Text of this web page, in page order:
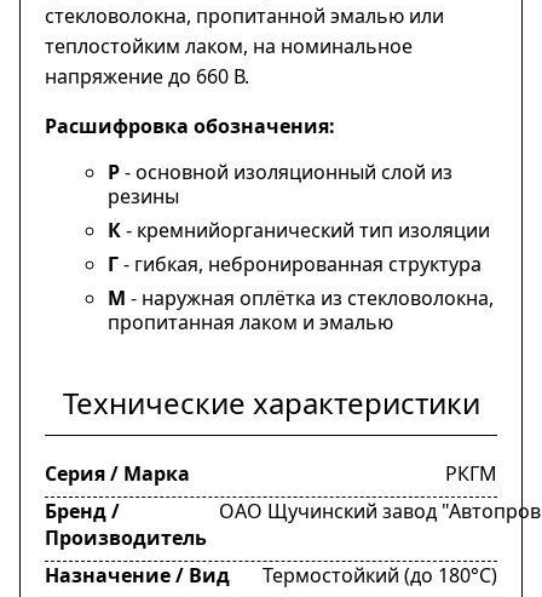
стекловолокна, пропитанной эмалью или
теплостойким лаком, на номинальное
напряжение до 660 В.
Расшифровка обозначения:
Р- основной изоляционный слой из
резины
К- кремнийорганический тип изоляции
Г- гибкая, небронированная структура
М - наружная оплётка из стекловолокна,
пропитанная лаком и эмалью
Технические характеристики
Серия / Марка
РКГМ
Бренд /
Производитель
ОАО Щучинский завод
Назначение / Вид
Термостойкий (до 180°C)